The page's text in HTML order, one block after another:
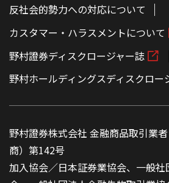
反社会的勢力への対応について
カスタマー・ハラスメントについて
野村證券ディスクロージャー誌
野村ホールディングスディスクロー
野村證券株式会社 金融商品取引業
商）第142号
加入協会／日本証券業協会、一般